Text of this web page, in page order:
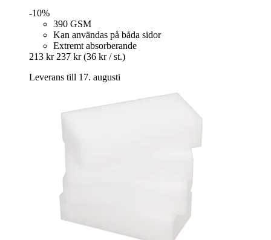
-10%
390 GSM
Kan användas på båda sidor
Extremt absorberande
213 kr 237 kr (36 kr / st.)
Leverans till 17. augusti